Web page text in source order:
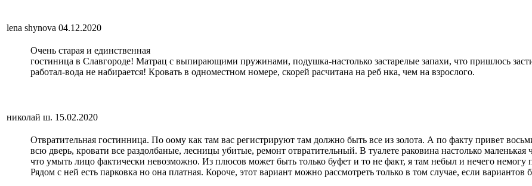
lena shynova 04.12.2020
Очень старая и единственная
гостиница в Славгороде! Матрац с выпирающими пружинами, подушка-настолько застарелые запахи, что пришлось
работал-вода не набирается! Кровать в одноместном номере, скорей расчитана на реб нка, чем на взрослого.
николай ш. 15.02.2020
Отвратительная гостинница. По оому как там вас регистрируют там должно быть все из золота. А по факту привет
всю дверь, кровати все раздолбаные, лесницы убитые, ремонт отвратительный. В туалете раковина настолько
что умыть лицо фактически невозможно. Из плюсов может быть только буфет и то не факт, я там небыл и нечего немогу
Рядом с ней есть парковка но она платная. Короче, этот вариант можно рассмотреть только в том случае, если